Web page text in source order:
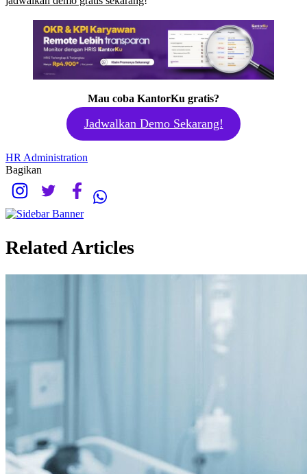
Mau coba KantorKu gratis?
Jadwalkan Demo Sekarang!
HR Administration
Bagikan
Related Articles